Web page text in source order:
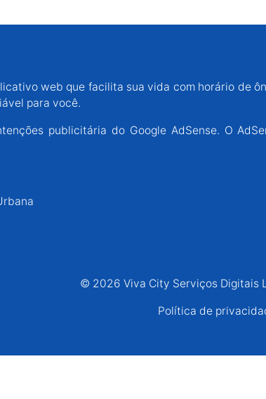
web que facilita sua vida com horário de
para você.
publicitária do Google AdSense. O
© 2026 Viva City Serviços Digitais
Política de